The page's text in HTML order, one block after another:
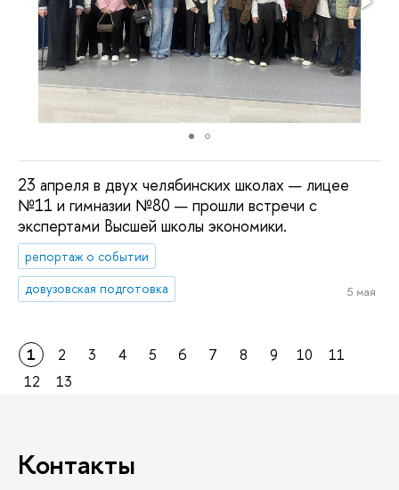
23 апреля в двух челябинских школах — лицее
№11 и гимназии №80 — прошли встречи с
экспертами Высшей школы экономики.
репортаж о событии
довузовская подготовка
5 мая
1 2 3 4 5 6 7 8 9 10
11
12
13
Контакты